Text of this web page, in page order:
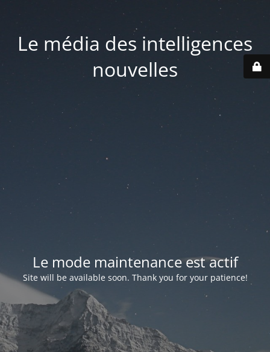
Le média des intelligences
nouvelles
Le mode maintenance est actif
Site will be available soon. Thank you for your patience!